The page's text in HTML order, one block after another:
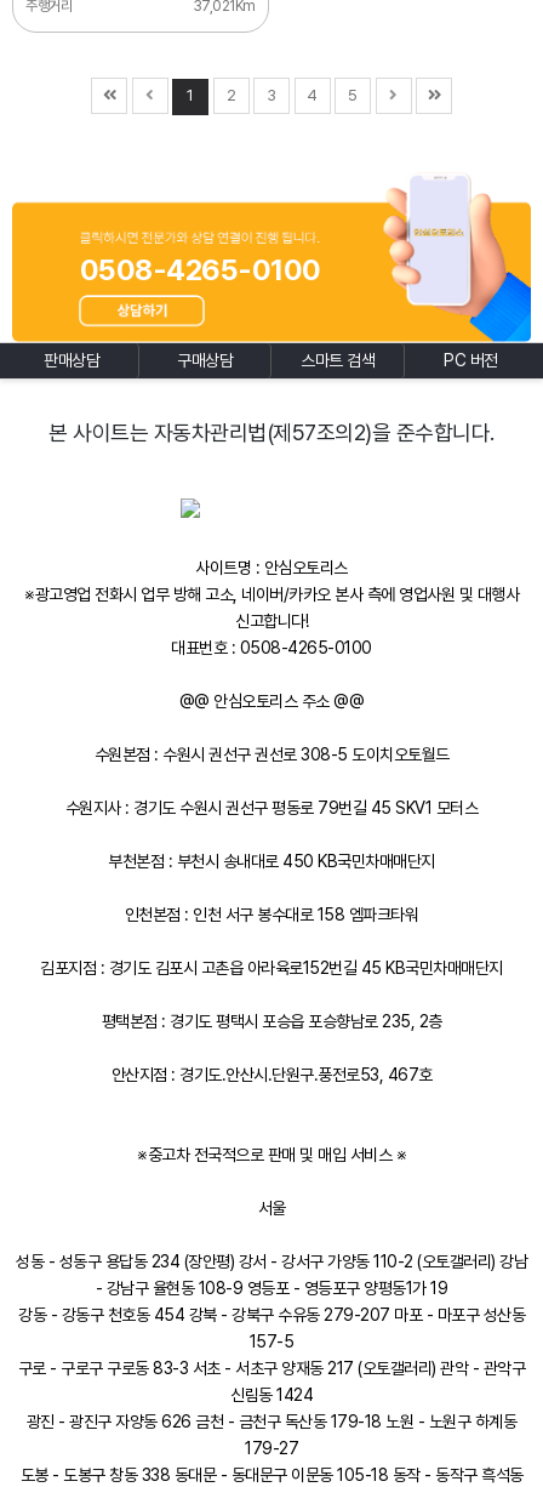
주행거리 37,021Km
1 2 3 4 5
0508-4265-0100
판매상담 구매상담 스마트 검색 PC 버전
본 사이트는 자동차관리법(제57조의2)을 준수합니다.
사이트명 : 안심오토리스
※광고영업 전화시 업무 방해 고소, 네이버/카카오 본사 측에 영업사원 및 대행사
신고합니다!
대표번호 : 0508-4265-0100
@@ 안심오토리스 주소 @@
수원본점 : 수원시 권선구 권선로 308-5 도이치오토월드
수원지사 : 경기도 수원시 권선구 평동로 79번길 45 SKV1 모터스
부천본점 : 부천시 송내대로 450 KB국민차매매단지
인천본점 : 인천 서구 봉수대로 158 엠파크타워
김포지점 : 경기도 김포시 고촌읍 아라육로152번길 45 KB국민차매매단지
평택본점 : 경기도 평택시 포승읍 포승향남로 235, 2층
안산지점 : 경기도.안산시.단원구.풍전로53, 467호
※중고차 전국적으로 판매 및 매입 서비스 ※
서울
성동 - 성동구 용답동 234 (장안평) 강서 - 강서구 가양동 110-2 (오토갤러리) 강남
- 강남구 율현동 108-9 영등포 - 영등포구 양평동1가 19
강동 - 강동구 천호동 454 강북 - 강북구 수유동 279-207 마포 - 마포구 성산동
157-5
구로 - 구로구 구로동 83-3 서초 - 서초구 양재동 217 (오토갤러리) 관악 - 관악구
신림동 1424
광진 - 광진구 자양동 626 금천 - 금천구 독산동 179-18 노원 - 노원구 하계동
179-27
도봉 - 도봉구 창동 338 동대문 - 동대문구 이문동 105-18 동작 - 동작구 흑석동